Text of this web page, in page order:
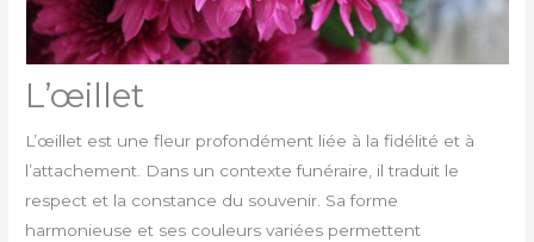
L’œillet
L’œillet est une fleur profondément liée à la fidélité et à
l’attachement. Dans un contexte funéraire, il traduit le
respect et la constance du souvenir. Sa forme
harmonieuse et ses couleurs variées permettent